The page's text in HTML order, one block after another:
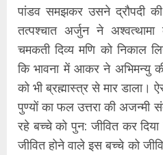
पांडव समझकर उसने द्रौपदी की
तत्पश्चात अर्जुन ने
चमकती दिव्य मणि को निकाल
कि भावना में आकर ने अभिमन्यु
को भी ब्रह्मास्त्र से मार
पुण्यों का फल उत्तरा की अजन्मी
रहे बच्चे को पुन: जीवित कर
जीवित होने वाले इस बच्चे को